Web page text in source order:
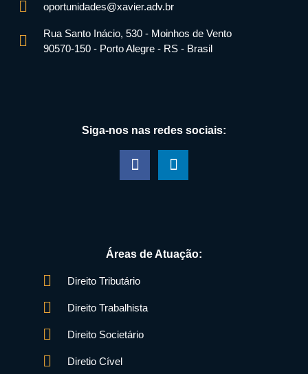
oportunidades@xavier.adv.br
Rua Santo Inácio, 530 - Moinhos de Vento
90570-150 - Porto Alegre - RS - Brasil
Siga-nos nas redes sociais:
Áreas de Atuação:
Direito Tributário
Direito Trabalhista
Direito Societário
Diretio Cível